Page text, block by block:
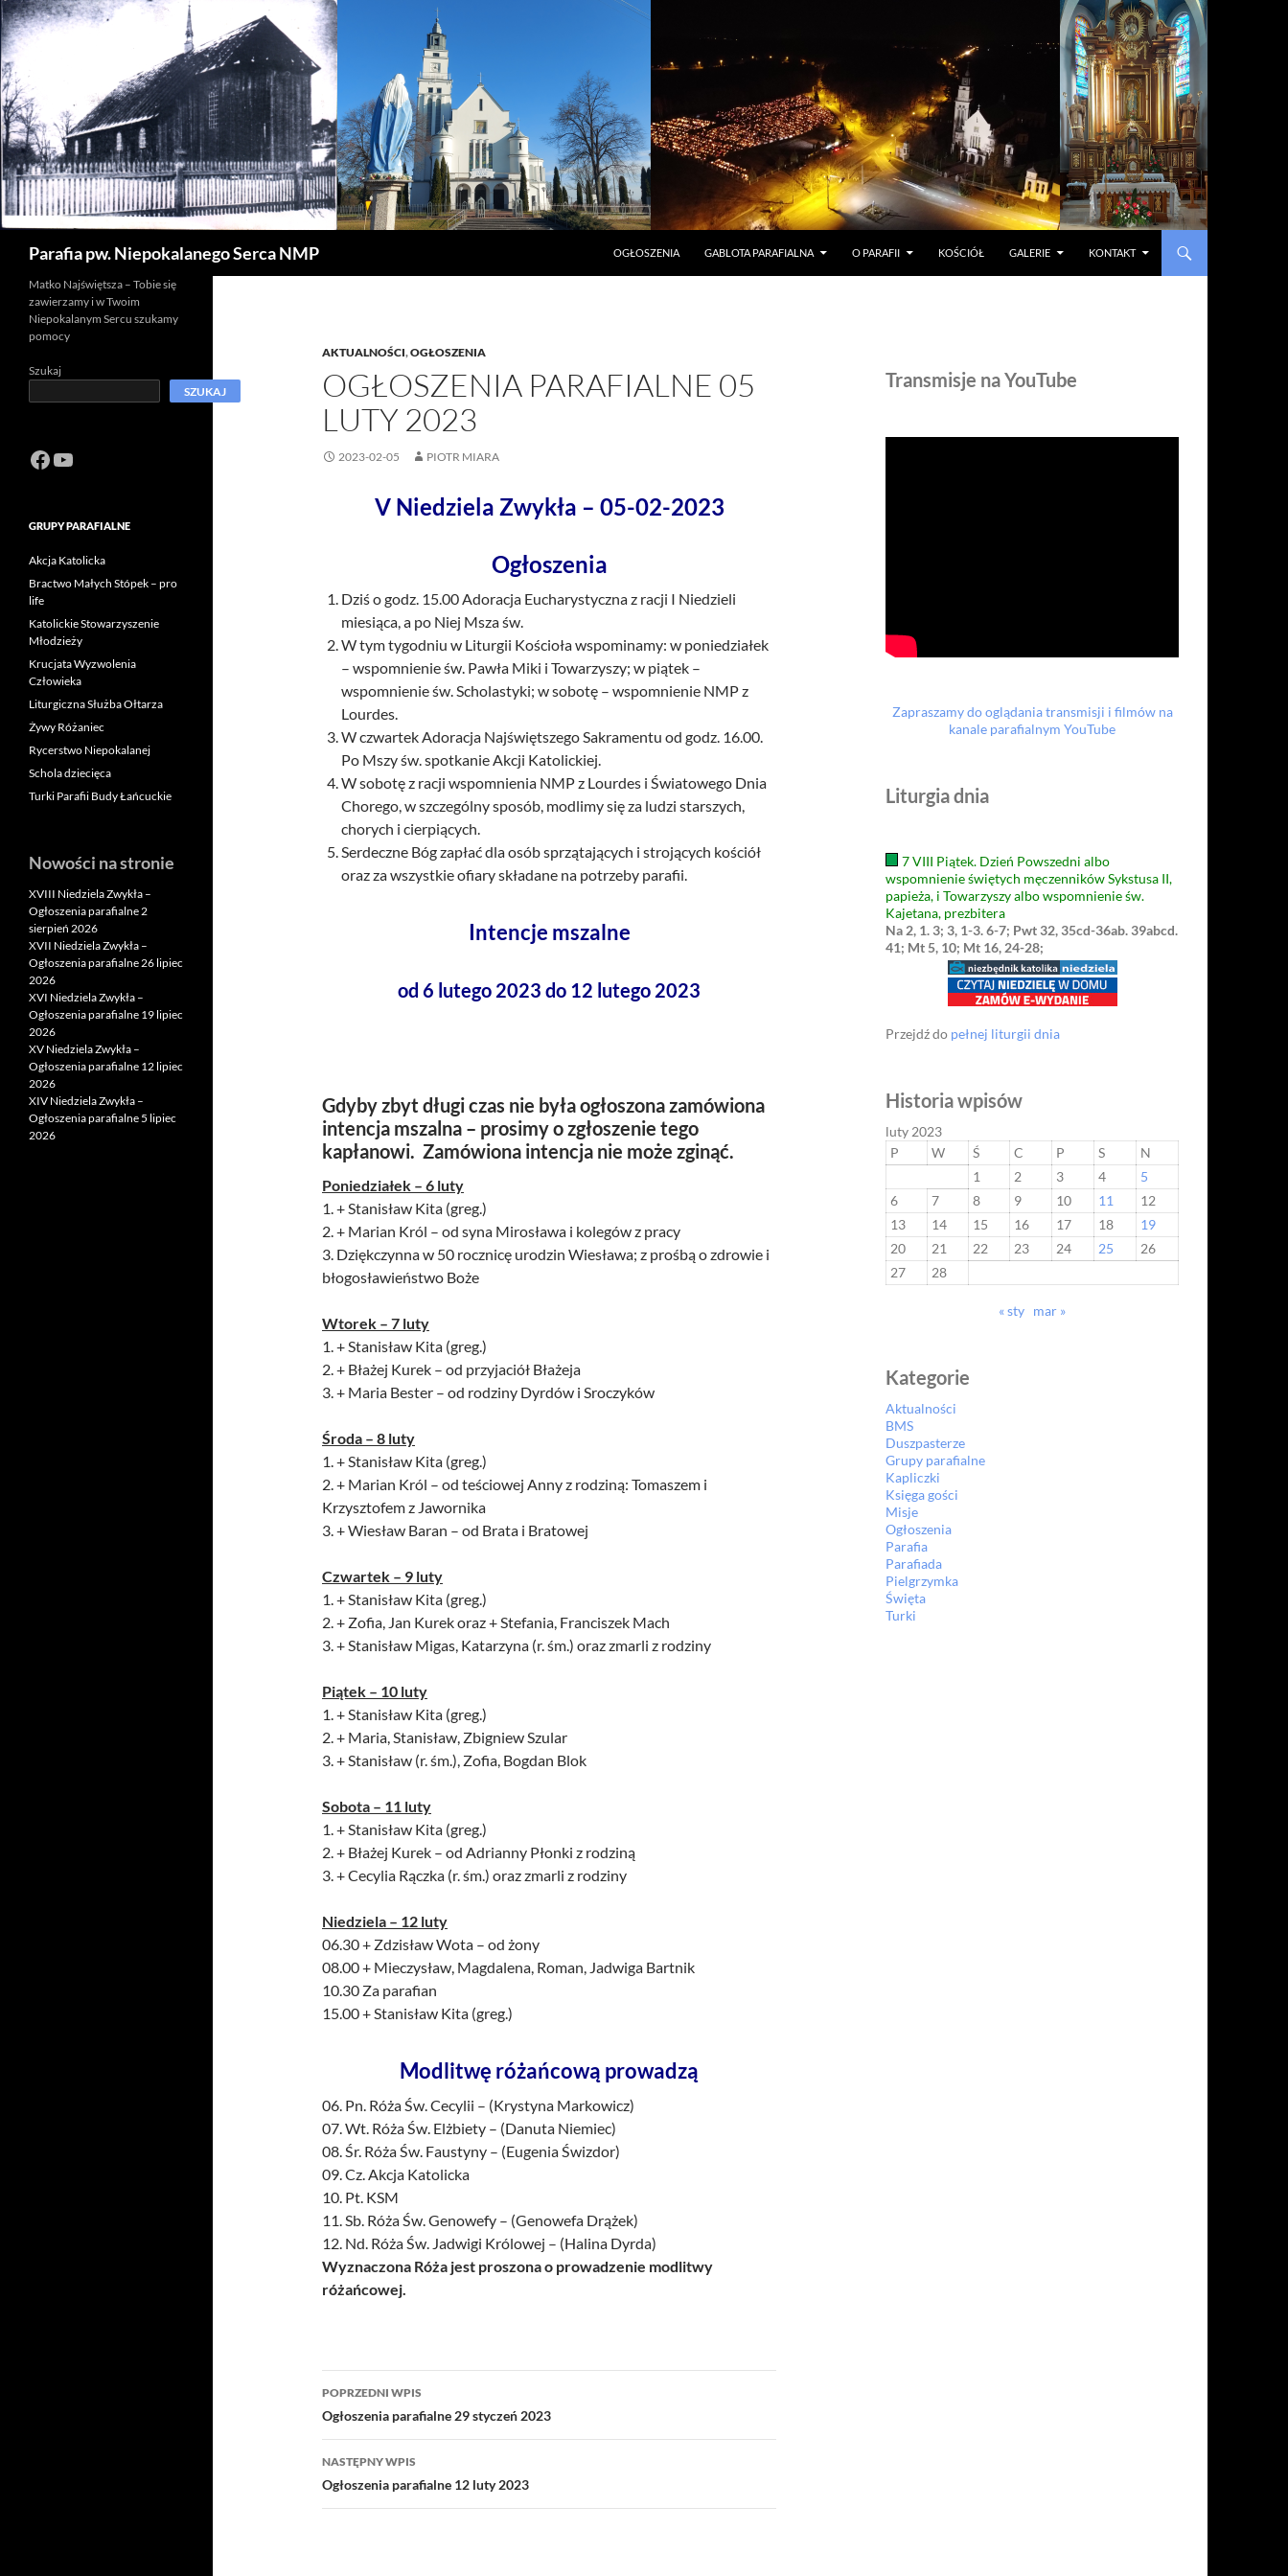
Parafia pw. Niepokalanego Serca NMP
OGŁOSZENIA
GABLOTA PARAFIALNA O PARAFII KOŚCIÓŁ GALERIE KONTAKT
AKTUALNOŚCI,OGŁOSZENIA
OGŁOSZENIA PARAFIALNE 05
LUTY 2023
2023-02-05 PIOTR MIARA
V Niedziela Zwykła – 05-02-2023
Ogłoszenia
Dziś o godz. 15.00 Adoracja Eucharystyczna z racji I Niedzieli
miesiąca, a po Niej Msza św.
W tym tygodniu w Liturgii Kościoła wspominamy: w poniedziałek
– wspomnienie św. Pawła Miki i Towarzyszy; w piątek –
wspomnienie św. Scholastyki; w sobotę – wspomnienie NMP z
Lourdes.
W czwartek Adoracja Najświętszego Sakramentu od godz. 16.00.
Po Mszy św. spotkanie Akcji Katolickiej.
W sobotę z racji wspomnienia NMP z Lourdes i Światowego Dnia
Chorego, w szczególny sposób, modlimy się za ludzi starszych,
chorych i cierpiących.
Serdeczne Bóg zapłać dla osób sprzątających i strojących kościół
oraz za wszystkie ofiary składane na potrzeby parafii.
Intencje mszalne
od 6 lutego 2023 do 12 lutego 2023
Gdyby zbyt długi czas nie była ogłoszona zamówiona
intencja mszalna – prosimy o zgłoszenie tego
kapłanowi. Zamówiona intencja nie może zginąć.
Poniedziałek – 6 luty
1. + Stanisław Kita (greg.)
2. + Marian Król – od syna Mirosława i kolegów z pracy
3. Dziękczynna w 50 rocznicę urodzin Wiesława; z prośbą o zdrowie i
błogosławieństwo Boże
Wtorek – 7 luty
1. + Stanisław Kita (greg.)
2. + Błażej Kurek – od przyjaciół Błażeja
3. + Maria Bester – od rodziny Dyrdów i Sroczyków
Środa – 8 luty
1. + Stanisław Kita (greg.)
2. + Marian Król – od teściowej Anny z rodziną: Tomaszem i
Krzysztofem z Jawornika
3. + Wiesław Baran – od Brata i Bratowej
Czwartek – 9 luty
1. + Stanisław Kita (greg.)
2. + Zofia, Jan Kurek oraz + Stefania, Franciszek Mach
3. + Stanisław Migas, Katarzyna (r. śm.) oraz zmarli z rodziny
Piątek – 10 luty
1. + Stanisław Kita (greg.)
2. + Maria, Stanisław, Zbigniew Szular
3. + Stanisław (r. śm.), Zofia, Bogdan Blok
Sobota – 11 luty
1. + Stanisław Kita (greg.)
2. + Błażej Kurek – od Adrianny Płonki z rodziną
3. + Cecylia Rączka (r. śm.) oraz zmarli z rodziny
Niedziela – 12 luty
06.30 + Zdzisław Wota – od żony
08.00 + Mieczysław, Magdalena, Roman, Jadwiga Bartnik
10.30 Za parafian
15.00 + Stanisław Kita (greg.)
Modlitwę różańcową prowadzą
06. Pn. Róża Św. Cecylii – (Krystyna Markowicz)
07. Wt. Róża Św. Elżbiety – (Danuta Niemiec)
08. Śr. Róża Św. Faustyny – (Eugenia Świzdor)
09. Cz. Akcja Katolicka
10. Pt. KSM
11. Sb. Róża Św. Genowefy – (Genowefa Drążek)
12. Nd. Róża Św. Jadwigi Królowej – (Halina Dyrda)
Wyznaczona Róża jest proszona o prowadzenie modlitwy
różańcowej.
Nawigacja
wpisu
POPRZEDNI WPIS
Ogłoszenia parafialne 29 styczeń 2023
NASTĘPNY WPIS
Ogłoszenia parafialne 12 luty 2023
Transmisje na YouTube
Zapraszamy do oglądania transmisji i filmów na
kanale parafialnym YouTube
Liturgia dnia
7 VIII Piątek. Dzień Powszedni albo
wspomnienie świętych męczenników Sykstusa II,
papieża, i Towarzyszy albo wspomnienie św.
Kajetana, prezbitera
Na 2, 1. 3; 3, 1-3. 6-7; Pwt 32, 35cd-36ab. 39abcd.
41; Mt 5, 10; Mt 16, 24-28;
Przejdź do pełnej liturgii dnia
Historia wpisów
luty 2023
P
W Ś C P S
N
1
2 3 4
5
6
7 8 9 10 11
12
13
14 15 16 17 18
19
20
21 22 23 24 25
26
27
28
« sty mar »
Kategorie
Aktualności
BMS
Duszpasterze
Grupy parafialne
Kapliczki
Księga gości
Misje
Ogłoszenia
Parafia
Parafiada
Pielgrzymka
Święta
Turki
Matko Najświętsza – Tobie się
zawierzamy i w Twoim
Niepokalanym Sercu szukamy
pomocy
Szukaj
SZUKAJ
Facebook
https://www.youtube.com/channel/UCeN8ciSo_a79igwmwNXx2qw
GRUPY PARAFIALNE
Akcja Katolicka
Bractwo Małych Stópek – pro
life
Katolickie Stowarzyszenie
Młodzieży
Krucjata Wyzwolenia
Człowieka
Liturgiczna Służba Ołtarza
Żywy Różaniec
Rycerstwo Niepokalanej
Schola dziecięca
Turki Parafii Budy Łańcuckie
Nowości na stronie
XVIII Niedziela Zwykła –
Ogłoszenia parafialne 2
sierpień 2026
XVII Niedziela Zwykła –
Ogłoszenia parafialne 26 lipiec
2026
XVI Niedziela Zwykła –
Ogłoszenia parafialne 19 lipiec
2026
XV Niedziela Zwykła –
Ogłoszenia parafialne 12 lipiec
2026
XIV Niedziela Zwykła –
Ogłoszenia parafialne 5 lipiec
2026